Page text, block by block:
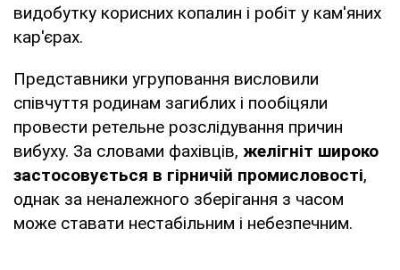
видобутку корисних копалин і робіт у кам'яних
кар'єрах.
Представники угруповання висловили
співчуття родинам загиблих і пообіцяли
провести ретельне розслідування причин
вибуху. За словами фахівців, желігніт широко
застосовується в гірничій промисловості,
однак за неналежного зберігання з часом
може ставати нестабільним і небезпечним.